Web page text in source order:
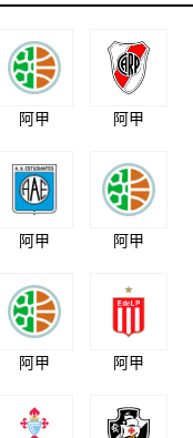
阿甲 阿甲
阿甲 阿甲
阿甲 阿甲